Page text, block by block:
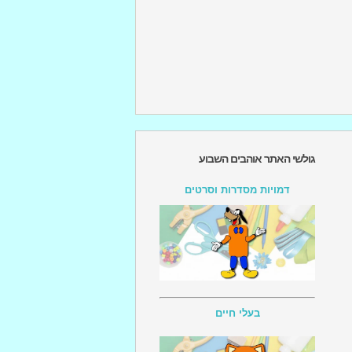
גולשי האתר אוהבים השבוע
דמויות מסדרות וסרטים
בעלי חיים